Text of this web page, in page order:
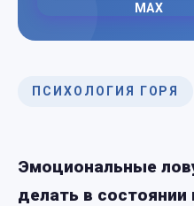
ПСИХОЛОГИЯ ГОРЯ
Эмоциональные
делать в состоянии